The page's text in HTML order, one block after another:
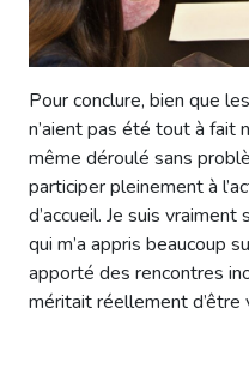
Pour conclure, bien que
n’aient pas été tout à fait
même déroulé sans
participer pleinement à
d’accueil. Je suis
qui m’a appris beaucoup
apporté des rencontres
méritait réellement d’être